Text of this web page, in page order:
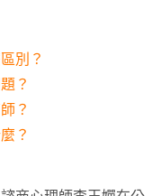
別？
？
？
？